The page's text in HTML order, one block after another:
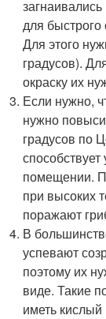
для
Для этого
градусов).
окраску их
Если нужно,
нужно
градусов по
помещении.
при высоких
поражают
В
успевают
поэтому их
виде. Такие
иметь кислый